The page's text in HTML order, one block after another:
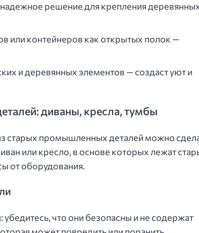
решение для крепления
или контейнеров как открытых полок —
и деревянных элементов — создаст уют и
диваны, кресла, тумбы
старых промышленных деталей можно
или кресло, в основе которых лежат
от оборудования.
убедитесь, что они безопасны и не содержат